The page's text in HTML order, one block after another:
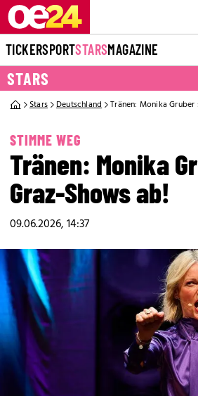
TICKERSPORTSTARSMAGAZINE
STARS
Stars Deutschland Tränen: Monika
STIMME WEG
Tränen: Monika
Graz-Shows ab!
09.06.2026, 14:37